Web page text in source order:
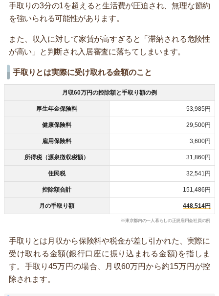
手取りの3分の1を超えると生活費が圧迫され、無理な節約
を強いられる可能性があります。
また、収入に対して家賃が高すぎると「滞納される危険性
が高い」と判断され入居審査に落ちてしまいます。
手取りとは実際に受け取れる金額のこと
月収60万円の控除額と手取り額の例
厚生年金保険料 53,985円
健康保険料 29,500円
雇用保険料 3,600円
所得税（源泉徴収税額） 31,860円
住民税 32,541円
控除額合計 151,486円
月の手取り額 448,514円
※東京都内の一人暮らしの正規雇用会社員の例
手取りとは月収から保険料や税金が差し引かれた、実際に
受け取れる金額(銀行口座に振り込まれる金額)を指しま
す。手取り45万円の場合、月収60万円から約15万円が控
除されます。